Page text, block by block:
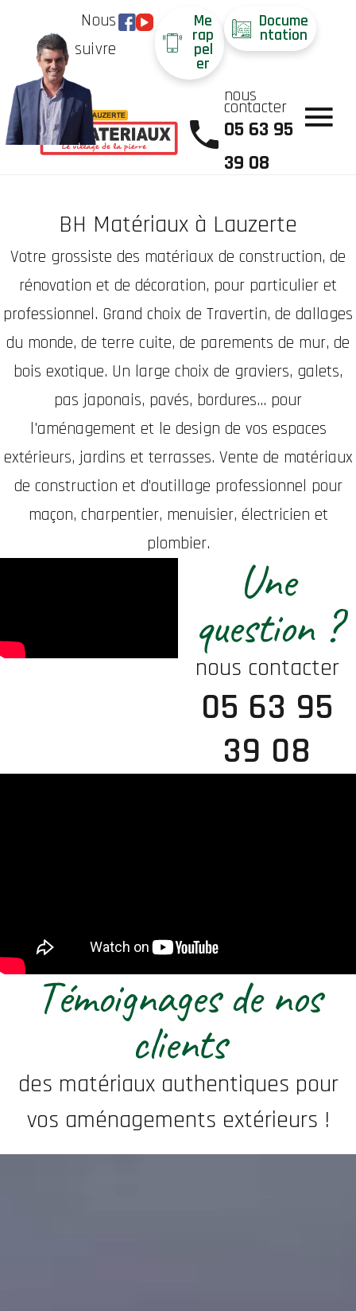
Nous
suivre
Me
rap
pel
er
Docume
ntation
nous
contacter
05 63 95
39 08
BH Matériaux à Lauzerte
Votre grossiste des matériaux de construction, de
rénovation et de décoration, pour particulier et
professionnel. Grand choix de Travertin, de dallages
du monde, de terre cuite, de parements de mur, de
bois exotique. Un large choix de graviers, galets,
pas japonais, pavés, bordures... pour
l'aménagement et le design de vos espaces
extérieurs, jardins et terrasses. Vente de matériaux
de construction et d’outillage professionnel pour
maçon, charpentier, menuisier, électricien et
plombier.
Une
question ?
nous contacter
05 63 95
39 08
Témoignages de nos
clients
des matériaux authentiques pour
vos aménagements extérieurs !